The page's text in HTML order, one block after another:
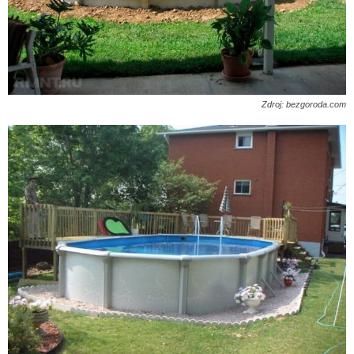
Zdroj: bezgoroda.com